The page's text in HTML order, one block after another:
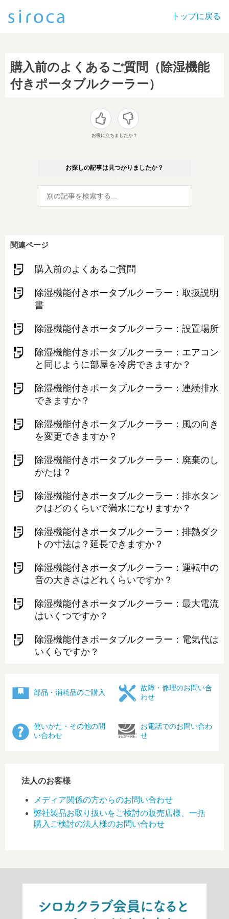
トップに戻る
購入前のよくあるご質問（除湿機能
付きポータブルクーラー）
お役に立ちましたか？
お探しの記事は見つかりましたか？
関連ページ
購入前のよくあるご質問
除湿機能付きポータブルクーラー：取扱説明
書
除湿機能付きポータブルクーラー：設置場所
除湿機能付きポータブルクーラー：エアコン
と同じように部屋を冷房できますか？
除湿機能付きポータブルクーラー：連続排水
できますか？
除湿機能付きポータブルクーラー：風の向き
を変更できますか？
除湿機能付きポータブルクーラー：廃棄のし
かたは？
除湿機能付きポータブルクーラー：排水タン
クはどのくらいで満水になりますか？
除湿機能付きポータブルクーラー：排熱ダク
トの寸法は？延長できますか？
除湿機能付きポータブルクーラー：運転中の
音の大きさはどれくらいですか？
除湿機能付きポータブルクーラー：最大電流
はいくつですか？
除湿機能付きポータブルクーラー：電気代は
いくらですか？
部品・消耗品のご購入
故障・修理のお問い合
わせ
使いかた・その他の問
い合わせ
お電話でのお問い合わ
せ
法人のお客様
メディア関係の方からのお問い合わせ
弊社製品お取り扱いをご検討の販売店様、一括
購入ご検討の法人様のお問い合わせ